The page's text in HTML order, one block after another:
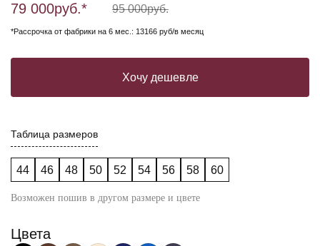
79 000руб.* 95 000руб.
*Рассрочка от фабрики на 6 мес.: 13166 руб/в месяц
Хочу дешевле
Таблица размеров
44 46 48 50 52 54 56 58 60
Возможен пошив в другом размере и цвете
Цвета